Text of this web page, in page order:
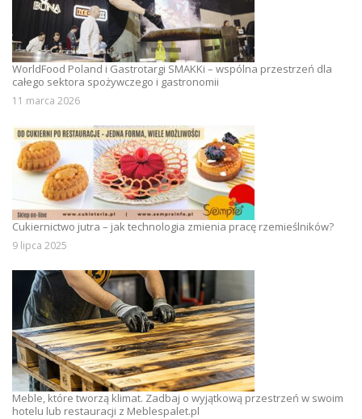
WorldFood Poland i Gastrotargi SMAKKi – wspólna przestrzeń dla
całego sektora spożywczego i gastronomii
11 marca 2026
Cukiernictwo jutra – jak technologia zmienia pracę rzemieślników?
9 lipca 2025
Meble, które tworzą klimat. Zadbaj o wyjątkową przestrzeń w swoim
hotelu lub restauracji z Meblespalet.pl